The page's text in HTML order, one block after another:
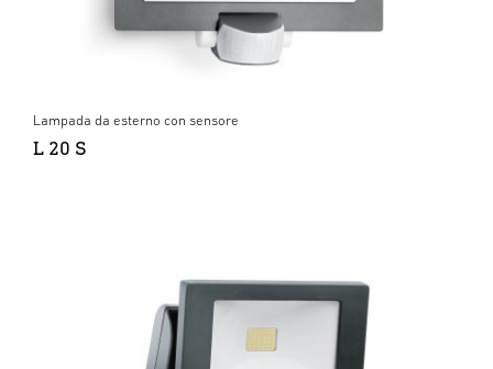
Lampada da esterno con sensore
L 20 S